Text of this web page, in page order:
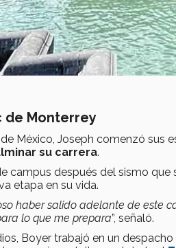
de Monterrey
México, Joseph comenzó sus
su carrera.
campus después del sismo que
etapa en su vida.
haber salido adelante de este
lo que me prepara”, señaló.
Boyer trabajó en un despacho